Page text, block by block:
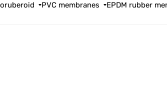
PVC membranes EPDM rubber